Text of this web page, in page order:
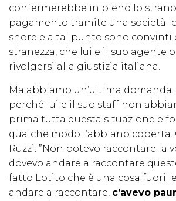
confermerebbe in pieno lo
pagamento tramite una società
shore e a tal punto sono convinti
stranezza, che lui e il suo agente
rivolgersi alla giustizia italiana.
Ma abbiamo un’ultima
perché lui e il suo staff non
prima tutta questa situazione e
qualche modo l’abbiano coperta.
Ruzzi: ”Non potevo raccontare la
dovevo andare a raccontare
fatto Lotito che è una cosa fuori
andare a raccontare, c’avevo